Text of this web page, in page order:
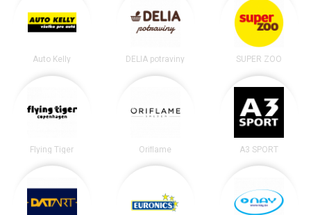
Auto Kelly DELIA potraviny SUPER ZOO
Flying Tiger Oriflame A3 SPORT